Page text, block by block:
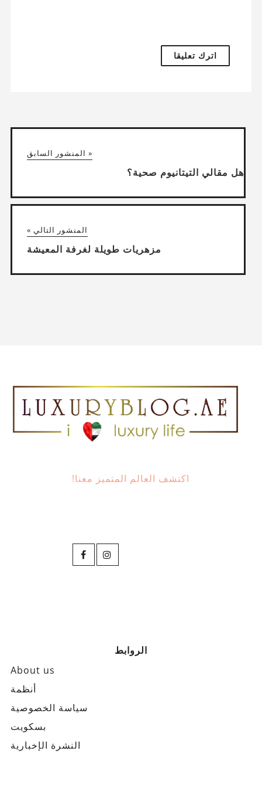
« المنشور السابق
هل مقالي التيتانيوم صحية؟
المنشور التالي »
مزهريات طويلة لغرفة المعيشة
اكتشف العالم المتميز معنا!
الروابط
About us
أنظمة
سياسة الخصوصية
بسكويت
النشرة الإخبارية